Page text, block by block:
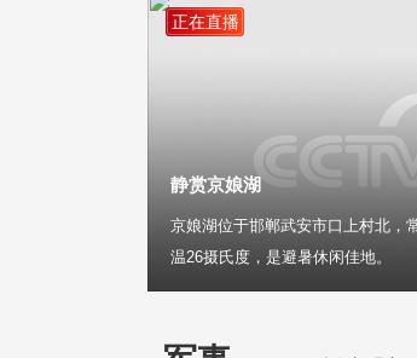
正在直播
静赏京娘湖
京娘湖位于邯郸武安市口上村北，
温26摄氏度，是避暑休闲佳地。